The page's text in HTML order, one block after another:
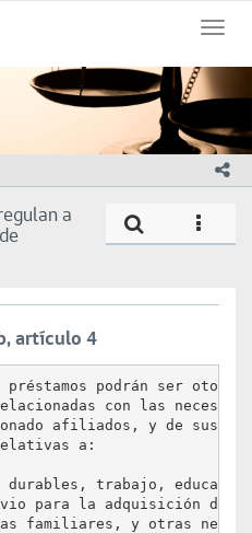
a
icono
artículo 4
préstamos podrán ser
con las
afiliados, y de sus
a:
durables, trabajo,
para la adquisición de
familiares, y otras